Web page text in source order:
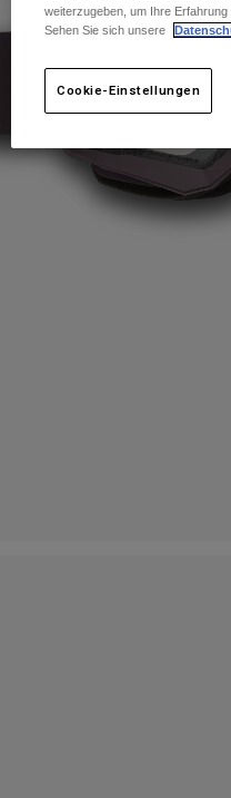
weiterzugeben, um Ihre
Sehen Sie sich unsere
Cookie-Einstellungen